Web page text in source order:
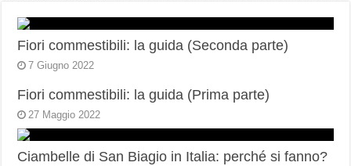
Fiori commestibili: la guida (Seconda parte)
7 Giugno 2022
Fiori commestibili: la guida (Prima parte)
27 Maggio 2022
Ciambelle di San Biagio in Italia: perché si fanno?